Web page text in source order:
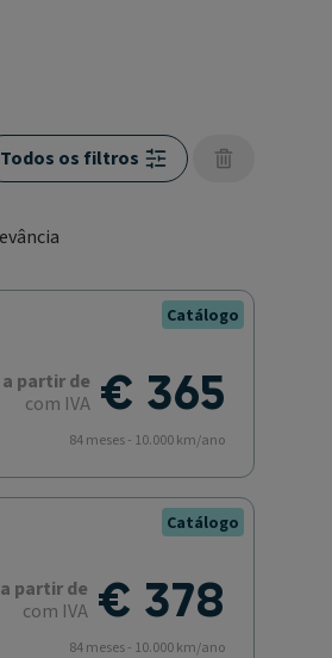
Todos os filtros
Catálogo
€ 365
a partir de
com IVA
84 meses - 10.000 km/ano
Catálogo
€ 378
a partir de
com IVA
84 meses - 10.000 km/ano